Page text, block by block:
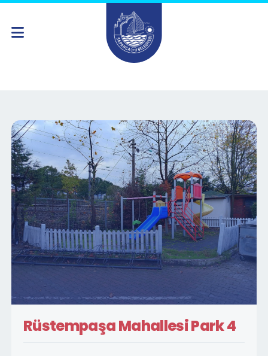
Rüstempaşa Mahallesi Park 4